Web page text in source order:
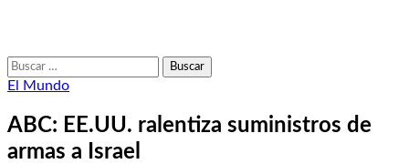
Buscar:
El Mundo
ABC: EE.UU. ralentiza suministros de
armas a Israel